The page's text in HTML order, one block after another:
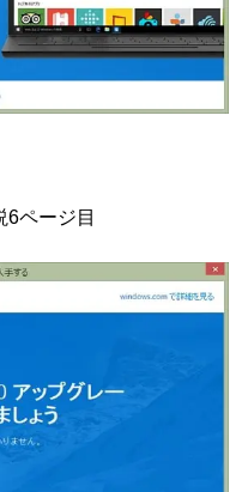
6ページ目